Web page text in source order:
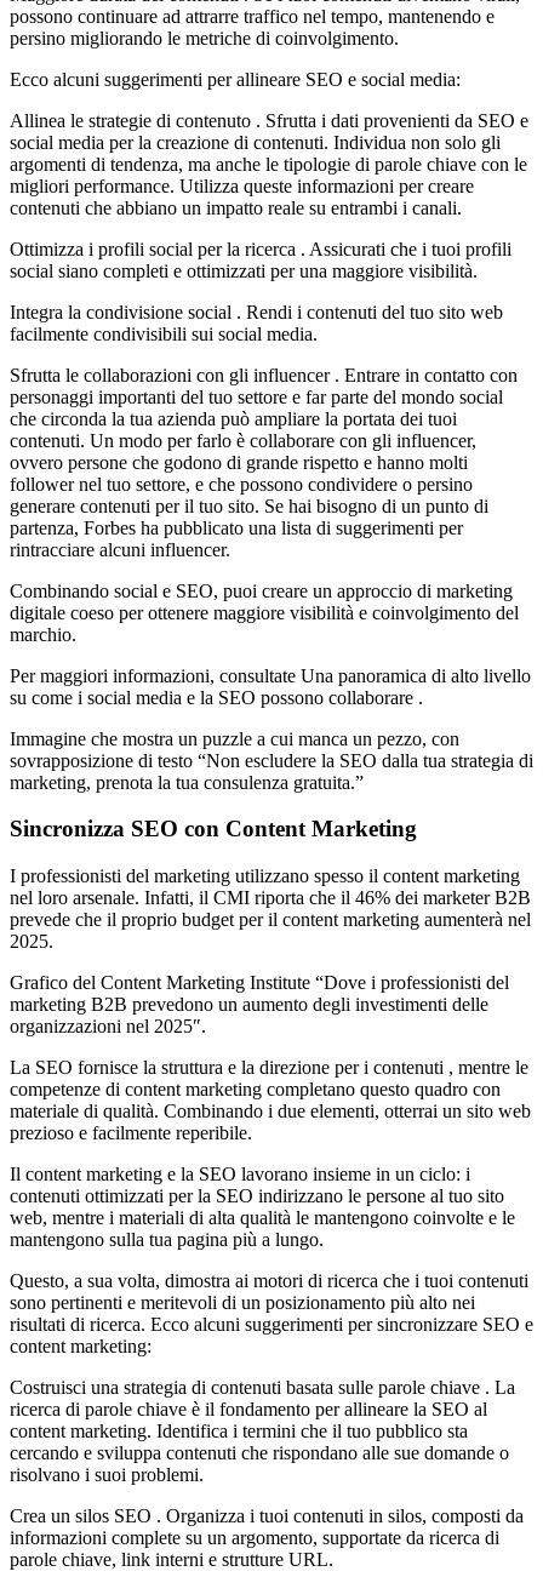
possono continuare ad attrarre traffico nel tempo, mantenendo e
persino migliorando le metriche di coinvolgimento.
Ecco alcuni suggerimenti per allineare SEO e social media:
Allinea le strategie di contenuto . Sfrutta i dati provenienti da SEO e
social media per la creazione di contenuti. Individua non solo gli
argomenti di tendenza, ma anche le tipologie di parole chiave con le
migliori performance. Utilizza queste informazioni per creare
contenuti che abbiano un impatto reale su entrambi i canali.
Ottimizza i profili social per la ricerca . Assicurati che i tuoi profili
social siano completi e ottimizzati per una maggiore visibilità.
Integra la condivisione social . Rendi i contenuti del tuo sito web
facilmente condivisibili sui social media.
Sfrutta le collaborazioni con gli influencer . Entrare in contatto con
personaggi importanti del tuo settore e far parte del mondo social
che circonda la tua azienda può ampliare la portata dei tuoi
contenuti. Un modo per farlo è collaborare con gli influencer,
ovvero persone che godono di grande rispetto e hanno molti
follower nel tuo settore, e che possono condividere o persino
generare contenuti per il tuo sito. Se hai bisogno di un punto di
partenza, Forbes ha pubblicato una lista di suggerimenti per
rintracciare alcuni influencer.
Combinando social e SEO, puoi creare un approccio di marketing
digitale coeso per ottenere maggiore visibilità e coinvolgimento del
marchio.
Per maggiori informazioni, consultate Una panoramica di alto livello
su come i social media e la SEO possono collaborare .
Immagine che mostra un puzzle a cui manca un pezzo, con
sovrapposizione di testo “Non escludere la SEO dalla tua strategia di
marketing, prenota la tua consulenza gratuita.”
Sincronizza SEO con Content Marketing
I professionisti del marketing utilizzano spesso il content marketing
nel loro arsenale. Infatti, il CMI riporta che il 46% dei marketer B2B
prevede che il proprio budget per il content marketing aumenterà nel
2025.
Grafico del Content Marketing Institute “Dove i professionisti del
marketing B2B prevedono un aumento degli investimenti delle
organizzazioni nel 2025″.
La SEO fornisce la struttura e la direzione per i contenuti , mentre le
competenze di content marketing completano questo quadro con
materiale di qualità. Combinando i due elementi, otterrai un sito web
prezioso e facilmente reperibile.
Il content marketing e la SEO lavorano insieme in un ciclo: i
contenuti ottimizzati per la SEO indirizzano le persone al tuo sito
web, mentre i materiali di alta qualità le mantengono coinvolte e le
mantengono sulla tua pagina più a lungo.
Questo, a sua volta, dimostra ai motori di ricerca che i tuoi contenuti
sono pertinenti e meritevoli di un posizionamento più alto nei
risultati di ricerca. Ecco alcuni suggerimenti per sincronizzare SEO e
content marketing:
Costruisci una strategia di contenuti basata sulle parole chiave . La
ricerca di parole chiave è il fondamento per allineare la SEO al
content marketing. Identifica i termini che il tuo pubblico sta
cercando e sviluppa contenuti che rispondano alle sue domande o
risolvano i suoi problemi.
Crea un silos SEO . Organizza i tuoi contenuti in silos, composti da
informazioni complete su un argomento, supportate da ricerca di
parole chiave, link interni e strutture URL.